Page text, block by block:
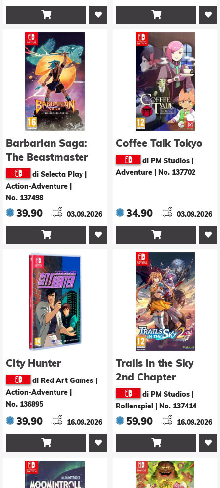
 
Barbarian Saga:
The Beastmaster
di Selecta Play |
Action-Adventure
No. 137498
39.90 03.09.2026

Coffee Talk Tokyo
di PM Studios |
Adventure
No. 137702
34.90 03.09.2026

City Hunter
di Red Art Games |
Action-Adventure
No. 136895
39.90 16.09.2026

Trails in the Sky
2nd Chapter
di PM Studios |
Rollenspiel
No. 137414
59.90 16.09.2026
